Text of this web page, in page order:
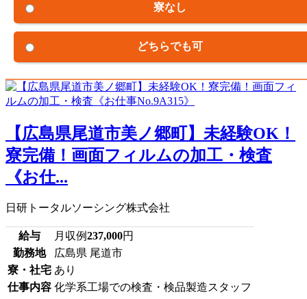
寮なし
どちらでも可
【広島県尾道市美ノ郷町】未経験OK！
寮完備！画面フィルムの加工・検査
《お仕...
日研トータルソーシング株式会社
給与 月収例237,000円
勤務地
広島県 尾道市
寮・社宅 あり
仕事内容 化学系工場での検査・検品製造スタッフ